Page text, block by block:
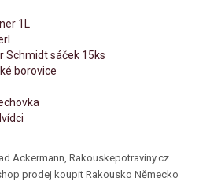
1L
Schmidt sáček 15ks
borovice
Ackermann, Rakouskepotraviny.cz
prodej koupit Rakousko Německo